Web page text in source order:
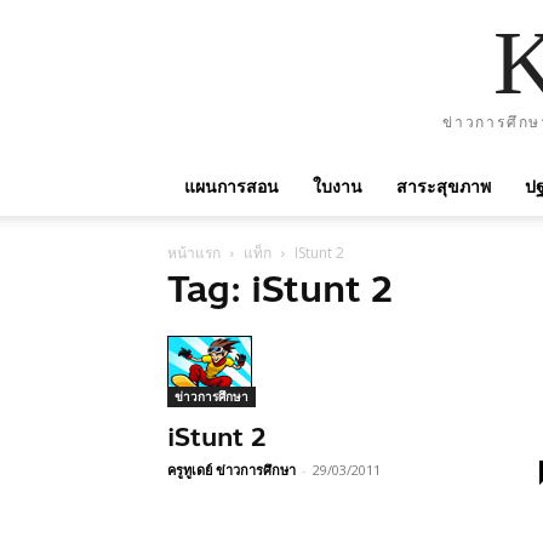
ข่าวการศึก
แผนการสอน ใบงาน สาระสุขภาพ ป
หน้าแรก แท็ก IStunt 2
Tag: iStunt 2
ข่าวการศึกษา
iStunt 2
ครูทูเดย์ ข่าวการศึกษา - 29/03/2011